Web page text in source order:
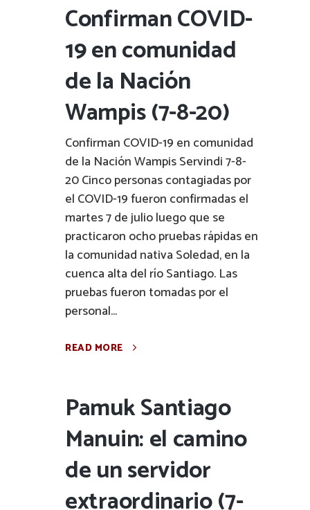
Confirman COVID-
19 en comunidad
de la Nación
Wampis (7-8-20)
Confirman COVID-19 en comunidad
de la Nación Wampis Servindi 7-8-
20 Cinco personas contagiadas por
el COVID-19 fueron confirmadas el
martes 7 de julio luego que se
practicaron ocho pruebas rápidas en
la comunidad nativa Soledad, en la
cuenca alta del río Santiago. Las
pruebas fueron tomadas por el
personal...
READ MORE
Pamuk Santiago
Manuin: el camino
de un servidor
extraordinario (7-